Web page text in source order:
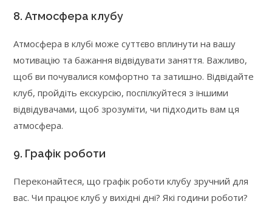
8. Атмосфера клубу
Атмосфера в клубі може суттєво вплинути на вашу
мотивацію та бажання відвідувати заняття. Важливо,
щоб ви почувалися комфортно та затишно. Відвідайте
клуб, пройдіть екскурсію, поспілкуйтеся з іншими
відвідувачами, щоб зрозуміти, чи підходить вам ця
атмосфера.
9. Графік роботи
Переконайтеся, що графік роботи клубу зручний для
вас. Чи працює клуб у вихідні дні? Які години роботи?